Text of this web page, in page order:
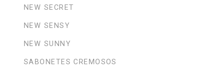
NEW SECRET
NEW SENSY
NEW SUNNY
SABONETES CREMOSOS